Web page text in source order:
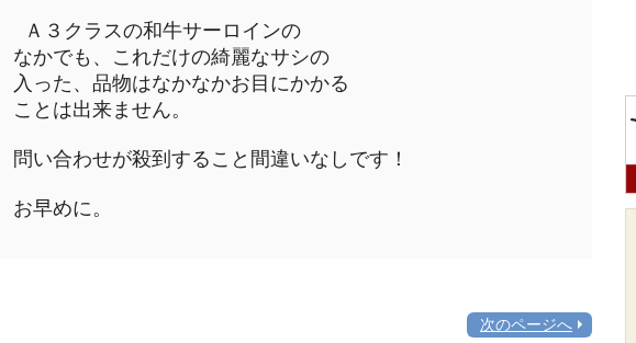
Ａ３クラスの和牛サーロインの
なかでも、これだけの綺麗なサシの
入った、品物はなかなかお目にかかる
ことは出来ません。
問い合わせが殺到すること間違いなしです！
お早めに。
次のページへ